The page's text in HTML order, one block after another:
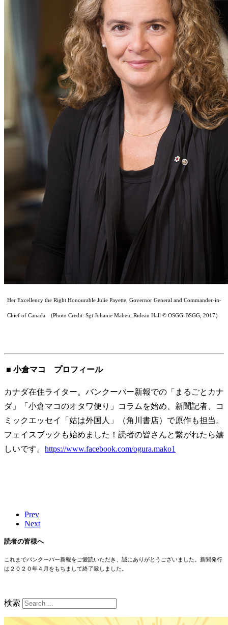
Her Excellency the Right Honourable Julie Payette, Governor General and Commander-in-
Chief of Canada (Photo Credit: Sgt Johanie Maheu, Rideau Hall © OSGG-BSGG, 2017）
■ 小倉マコ プロフィール
カナダ在住ライター。バンクーバー新報での「まるごとカナ
ダ」「小倉マコのオタワ便り」コラムを始め、新聞記者、コ
ミックエッセイ「姑は外国人」（角川書店）で原作も担当。
フェイスブックも始めました！読者の皆さんと繋がれたら嬉
しいです。 https://www.facebook.com/ogura.mako1
Prev
Next
読者の皆様へ
これまでバンクーバー新報をご愛読いただき、誠にありがとうございました。新聞発行
は２０２０年４月をもちまして終了致しました。
検索